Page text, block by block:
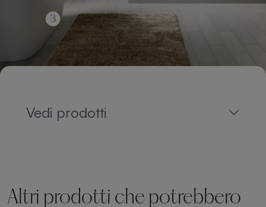
Vedi prodotti
Altri prodotti che potrebbero